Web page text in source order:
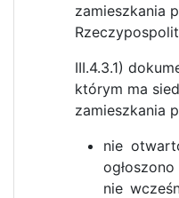
zamieszkania
III.4.3.1)
którym ma
zamieszkania
nie
nie